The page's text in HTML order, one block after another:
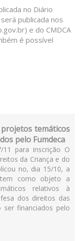
no Diário
publicada nos
) e do CMDCA
é possível
temáticos
pelo Fumdeca
11 para inscrição O
da Criança e do
no, dia 15/10, a
como objeto a
relativos à
dos direitos das
ser financiados pelo